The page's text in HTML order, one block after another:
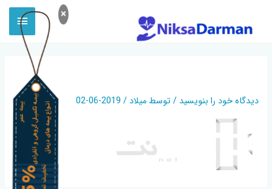
×
دیدگاه‌ خود را بنویسید / توسطمیلاد/
2019-06-02